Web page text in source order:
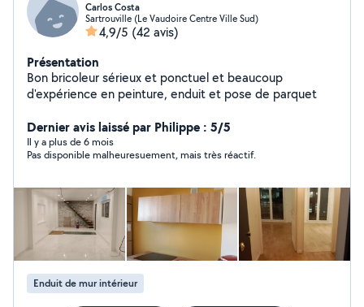
Carlos Costa
Sartrouville (Le Vaudoire Centre Ville Sud)
4,9/5 (42 avis)
Présentation
Bon bricoleur sérieux et ponctuel et beaucoup
d'expérience en peinture, enduit et pose de parquet
Dernier avis laissé par Philippe : 5/5
Il y a plus de 6 mois
Pas disponible malheuresuement, mais très réactif.
Enduit de mur intérieur